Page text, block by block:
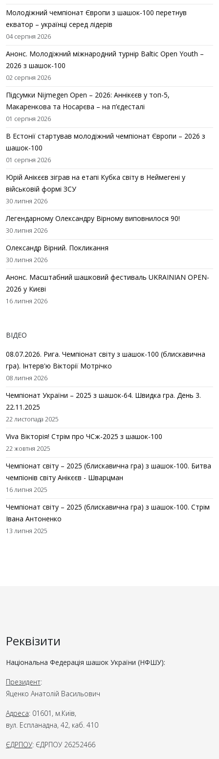
Молодіжний чемпіонат Європи з шашок-100 перетнув
екватор – українці серед лідерів
04 серпня 2026
Анонс. Молодіжний міжнародний турнір Baltic Open Youth –
2026 з шашок-100
02 серпня 2026
Підсумки Nijmegen Open – 2026: Аннікєєв у топ-5,
Макаренкова та Носарєва – на п’єдесталі
01 серпня 2026
В Естонії стартував молодіжний чемпіонат Європи – 2026 з
шашок-100
01 серпня 2026
Юрій Анікєєв зіграв на етапі Кубка світу в Неймегені у
військовій формі ЗСУ
30 липня 2026
Легендарному Олександру Вірному виповнилося 90!
30 липня 2026
Олександр Вірний. Покликання
30 липня 2026
Анонс. Масштабний шашковий фестиваль UKRAINIAN OPEN-
2026 у Києві
16 липня 2026
ВІДЕО
08.07.2026. Рига. Чемпіонат світу з шашок-100 (блискавична
гра). Інтерв'ю Вікторії Мотрічко
08 липня 2026
Чемпіонат України – 2025 з шашок-64. Швидка гра. День 3.
22.11.2025
22 листопада 2025
Viva Вікторія! Стрім про ЧСж-2025 з шашок-100
22 жовтня 2025
Чемпіонат світу – 2025 (блискавична гра) з шашок-100. Битва
чемпіонів світу Анікєєв - Шварцман
16 липня 2025
Чемпіонат світу – 2025 (блискавична гра) з шашок-100. Стрім
Івана Антоненко
13 липня 2025
Реквізити
Національна Федерація шашок України (НФШУ):
Президент:
Яценко Анатолій Васильович
Адреса: 01601, м.Київ,
вул. Еспланадна, 42, каб. 410
ЄДРПОУ: ЄДРПОУ 26252466